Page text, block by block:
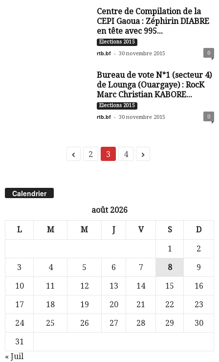
Centre de Compilation de la
CEPI Gaoua : Zéphirin DIABRE
en tête avec 995...
Elections 2015
rtb.bf - 30 novembre 2015 0
Bureau de vote N°1 (secteur 4)
de Lounga (Ouargaye) : RocK
Marc Christian KABORE...
Elections 2015
rtb.bf - 30 novembre 2015 0
2 3 4
Calendrier
août 2026
L M M J V S D
1
2
3
4 5 6 7 8
9
10
11 12 13 14 15
16
17
18 19 20 21 22
23
24
25 26 27 28 29
30
31
« Juil